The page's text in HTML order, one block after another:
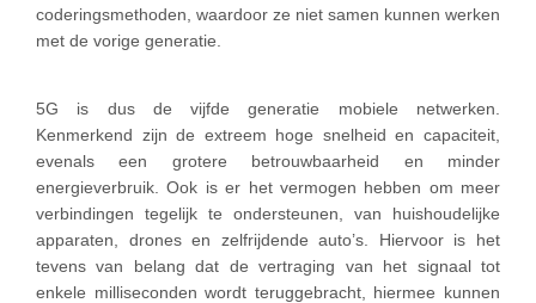
coderingsmethoden, waardoor ze niet samen kunnen werken
met de vorige generatie.
5G is dus de vijfde generatie mobiele netwerken.
Kenmerkend zijn de extreem hoge snelheid en capaciteit,
evenals een grotere betrouwbaarheid en minder
energieverbruik. Ook is er het vermogen hebben om meer
verbindingen tegelijk te ondersteunen, van huishoudelijke
apparaten, drones en zelfrijdende auto’s. Hiervoor is het
tevens van belang dat de vertraging van het signaal tot
enkele milliseconden wordt teruggebracht, hiermee kunnen